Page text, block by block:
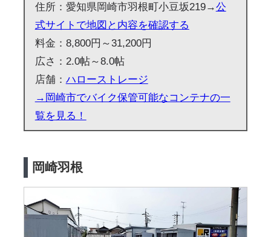
住所：愛知県岡崎市羽根町小豆坂219→公
式サイトで地図と内容を確認する
料金：8,800円～31,200円
広さ：2.0帖～8.0帖
店舗： ハローストレージ
→岡崎市でバイク保管可能なコンテナの一
覧を見る！
岡崎羽根